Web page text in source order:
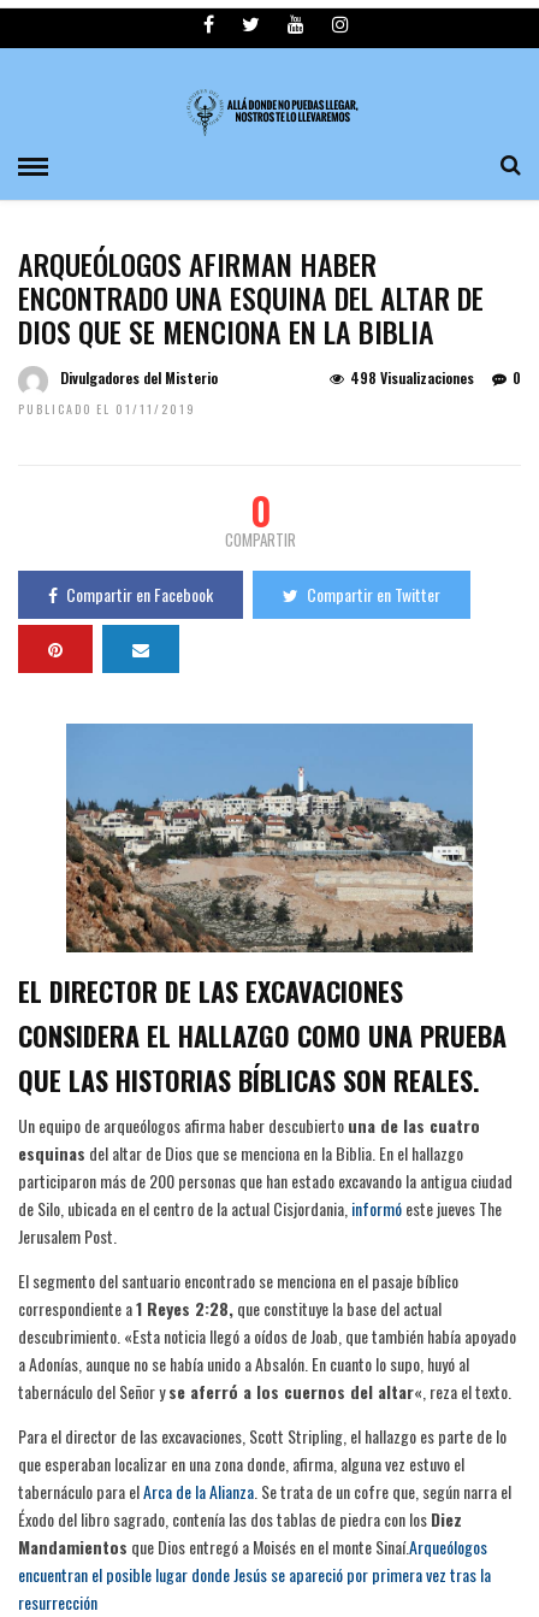
ARQUEÓLOGOS AFIRMAN HABER
ENCONTRADO UNA ESQUINA DEL ALTAR DE
DIOS QUE SE MENCIONA EN LA BIBLIA
Divulgadores del Misterio
PUBLICADO EL 01/11/2019
0
498 Visualizaciones
0
COMPARTIR
Compartir en Facebook Compartir en Twitter
EL DIRECTOR DE LAS EXCAVACIONES
CONSIDERA EL HALLAZGO COMO UNA PRUEBA
QUE LAS HISTORIAS BÍBLICAS SON REALES.
Un equipo de arqueólogos afirma haber descubiertouna de las cuatro
esquinas del altar de Dios que se menciona en la Biblia. En el hallazgo
participaron más de 200 personas que han estado excavando la antigua ciudad
de Silo, ubicada en el centro de la actual Cisjordania, informóeste jueves The
Jerusalem Post.
El segmento del santuario encontrado se menciona en el pasaje bíblico
correspondiente a1 Reyes 2:28,que constituye la base del actual
descubrimiento. «Esta noticia llegó a oídos de Joab, que también había apoyado
a Adonías, aunque no se había unido a Absalón. En cuanto lo supo, huyó al
tabernáculo del Señor yse aferró a los cuernos del altar«, reza el texto.
Para el director de las excavaciones, Scott Stripling, el hallazgo es parte de lo
que esperaban localizar en una zona donde, afirma, alguna vez estuvo el
tabernáculo para elArca de la Alianza . Se trata de un cofre que, según narra el
Éxodo del libro sagrado, contenía las dos tablas de piedra con losDiez
Mandamientos que Dios entregó a Moisés en el monte Sinaí.Arqueólogos
encuentran el posible lugar donde Jesús se apareció por primera vez tras la
resurrección